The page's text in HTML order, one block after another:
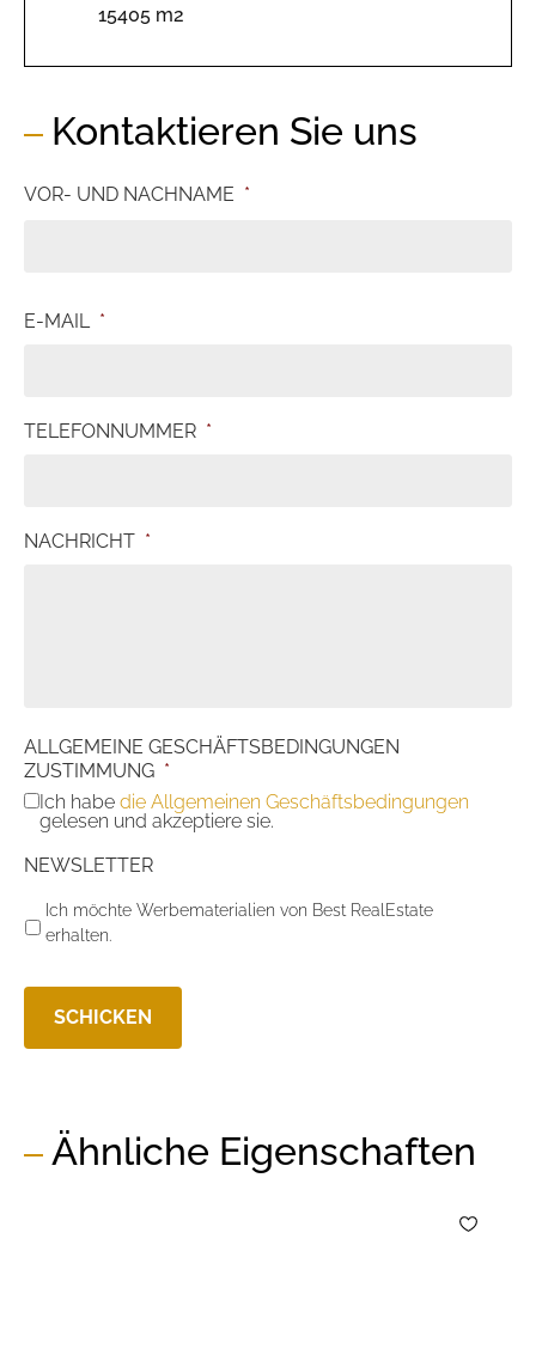
15405 m2
Kontaktieren Sie uns
VOR- UND NACHNAME *
E-MAIL *
TELEFONNUMMER *
NACHRICHT *
ALLGEMEINE GESCHÄFTSBEDINGUNGEN
ZUSTIMMUNG *
Ich habe die Allgemeinen Geschäftsbedingungen
gelesen und akzeptiere sie.
NEWSLETTER
Ich möchte Werbematerialien von Best RealEstate
erhalten.
Ähnliche Eigenschaften